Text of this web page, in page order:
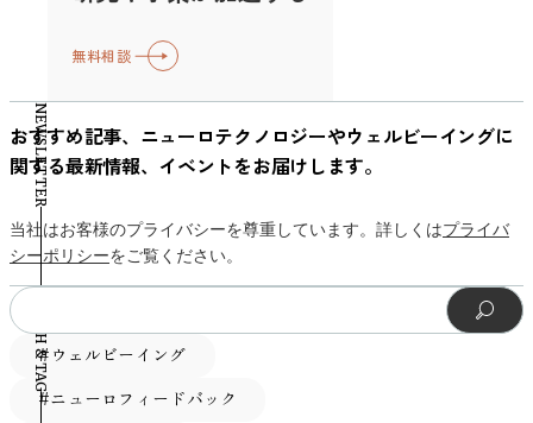
とされています。 認知心理学では、予測しにくい不規則な
ると考えられています。実際、変化の大きい環境音や突発的
な音は、持続的注意を中断させやすいことが報告されていま
す。 一方で、一定のリズムを持つ規則的な音は、背景に溶
け込みやすく、作業を大きく妨げない場合があります。これ
は、音が予測可能であるほど、脳がそれを“新しい情報”とし
て処理しにくくなるためと説明されることがあります。
ADHDを持つ人に特化した「リズムの規則性」単独の明確な
基準が確立しているわけではありません。ただし、音の変化
が激しい場合に注意がそちらへ向きやすいという一般的な認
知研究の知見は、ADHDの注意特性を考える上でも無視でき
ないポイントです。 VIE Tunes実証データから見る音楽活用
ことです。この特徴は、自己愛が強いのに表立って自己主張
できず内省的で不安が強いという脆弱型の性質とも符合する
かもしれません。 図：各ナルシシズムタイプと脳波パター
ンの関係（Zhou et al., 2025） 以上のように、ナルシシズム
の多様な側面ごとに固有の脳波パターンが確認されたので
す。研究チームは「これらの結果を総合すると、自己愛傾向
の多様な形が安静時脳活動から信頼性高く予測できることが
示唆された」と述べています。この成果は人格特性を脳から
読み解くパーソナリティ神経科学という分野の新たな一歩と
言えるでしょう。 VIEの脳波計で“自分の脳”を理解する VIE
のEEG Headphoneのような革新的なデバイスにより、誰でも
脳波を“日常的に”測ることが可能になってきています。特に
研究用に特化したこのデバイスは、高度な脳波センサーを内
注意を向けると、後頭部で記録されるα波が下がります。こ
るサインと考えられています。 そこで研究チームは、政治
家の表情を見ているときにα波がどれだけ変化するかを調べ
ました。つまりこの分析では、「参加者が無意識のうちに、
どの政治家の表情により注意を向けていたのか」を、脳波か
ら読み取ろうとしたのです。 α波についても、結果の傾向は
μ波とよく似ていました。参加者の脳は、支持していない政
治家の表情に対して、より強く反応していたのです。α波が
大きく低下したということは、その表情に無意識の注意が強
く向けられていたことを意味します。 とくに興味深かった
のは、支持していない政治家が笑顔を見せた場面でした。対
加者グループの成績は、選べなかったグループより明らかに
良かったのです。一方、簡単な課題では報酬を選べるかどう
かでパフォーマンスに大きな差は見られませんでした。 つ
まり「難しい課題ほど、報酬選択の自由がパフォーマンスを
高める」という交互作用効果が確認されました（図1）。 図
1：報酬選択の有無と課題難易度がパフォーマンス指標に与
える影響 さらに興味深いのは、なぜ報酬選択がパフォーマ
ンスを向上させたのかという点です。追加の分析により、そ
のメカニズムとして「嗜好との一致」、すなわち自分の好み
に合った報酬を得られることが重要な役割を果たすことが示
されました。 報酬を自由に選べた参加者は、用意された景
品の中から自分が最も欲しいもの・好きなものを選択できま
す。当然ながら人それぞれ「ご褒美に何を魅力に感じるか」
短時間覚えておく」働きを持っていますが、その役割には明
などの情報を、比較的シンプルな形で短時間だけ保持する機
能です。たとえば、友達から聞いた電話番号を、スマートフ
ォンに入力するまでの数秒間、頭の中で反復して覚えている
ような場面がこれにあたります。 一方でワーキングメモリ
は、情報を保持しつつ、その内容を頭の中で操作したり、考
えたり、判断したりする機能です。たとえば、「3＋5−2
＝？」のような計算を暗算で行うとき、まず「3＋5」で
「8」と出し、その後「−2」をして「6」という答えを導き
出します。このとき、途中の計算結果を一時的に記憶しつ
つ、次のステップを考える必要があります。こうした「覚え
足の位置や靴の重さといった細かな条件まで差を生みます。
さらに、ブレーキペダルを実際に踏む動作にも時間がかかる
ため、ブレーキランプに「気付く」までの時間と「足を動か
す」までの時間が混ざった形で測定されてしまうのです。
そこで研究者たちは、脳波を活用し、ブレーキランプを
『あ、光った！』と脳が認識した瞬間をとらえるアプローチ
に挑戦しました。脳波は脳の神経活動によって生じる微弱な
電気信号で、刺激に対する脳の反応をミリ秒精度で捉えるこ
とができます。 P3成分で分かる脳の認知タイミング 特に注
目されるのが『P3成分』と呼ばれる脳波の特徴です。これ
は、人が「重要だ」と感じる出来事を認識した直後、約0.3
秒後に頭の中に現れる電気的なピークで、認知のタイミング
を示すサインとして知られています。 たとえば、突然の音
無料相談
NEWSLETTER
おすすめ記事、ニューロテクノロジーやウェルビーイングに
関する最新情報、イベントをお届けします。
当社はお客様のプライバシーを尊重しています。詳しくはプライバ
シーポリシーをご覧ください。
SEARCH & TAG
#ウェルビーイング
#ニューロフィードバック